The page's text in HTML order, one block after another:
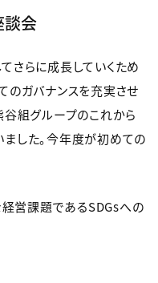
談会
さらに成長していくため
のガバナンスを充実させ
組グループのこれから
した。今年度が初めての
営課題であるSDGsへの